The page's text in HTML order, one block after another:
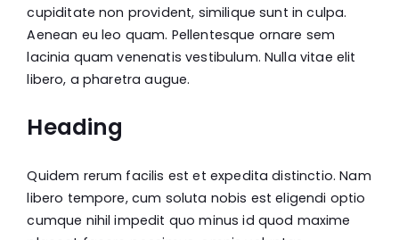
cupiditate non provident, similique sunt in culpa.
Aenean eu leo quam. Pellentesque ornare sem
lacinia quam venenatis vestibulum. Nulla vitae elit
libero, a pharetra augue.
Heading
Quidem rerum facilis est et expedita distinctio. Nam
libero tempore, cum soluta nobis est eligendi optio
cumque nihil impedit quo minus id quod maxime